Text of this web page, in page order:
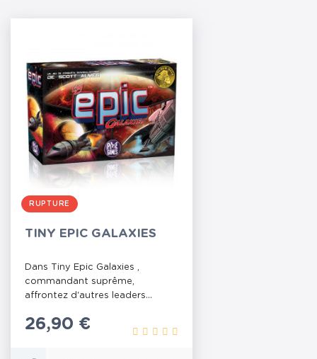
RUPTURE
TINY EPIC GALAXIES
Dans Tiny Epic Galaxies ,
commandant suprême,
affrontez d'autres leaders...
Prix
26,90 €